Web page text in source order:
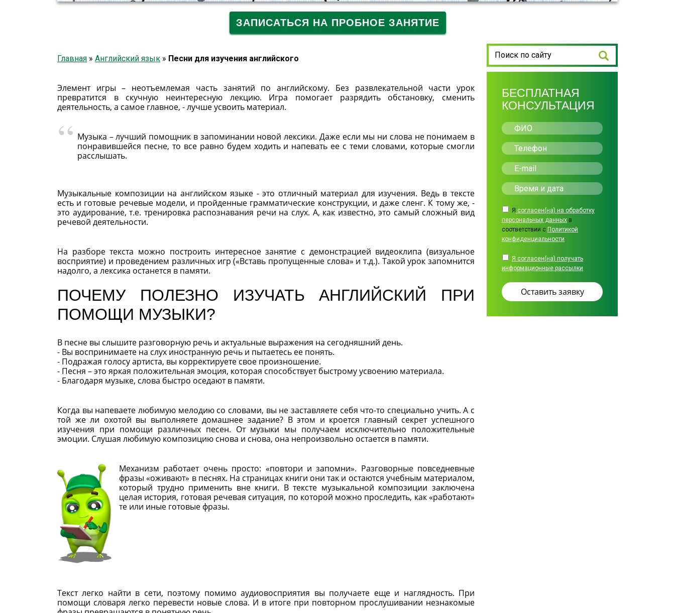
ЗАПИСАТЬСЯ НА ПРОБНОЕ ЗАНЯТИЕ
Главная » Английский язык » Песни для изучения английского
Элемент игры – неотъемлемая часть занятий по английскому. Без развлекательной части урок
превратится в скучную неинтересную лекцию. Игра помогает разрядить обстановку, сменить
деятельность, а самое главное, - лучше усвоить материал.
Музыка – лучший помощник в запоминании новой лексики. Даже если мы ни слова не понимаем в
понравившейся песне, то все равно будем ходить и напевать ее с теми словами, которые смогли
расслышать.
Музыкальные композиции на английском языке - это отличный материал для изучения. Ведь в тексте
есть и готовые речевые модели, и пройденные грамматические конструкции, и даже сленг. К тому же, -
это аудирование, т.е. тренировка распознавания речи на слух. А, как известно, это самый сложный вид
речевой деятельности.
На разборе текста можно построить интересное занятие с демонстрацией видеоклипа (визуальное
восприятие) и проведением различных игр («Вставь пропущенные слова» и т.д.). Такой урок запомнится
надолго, а лексика останется в памяти.
ПОЧЕМУ ПОЛЕЗНО ИЗУЧАТЬ АНГЛИЙСКИЙ ПРИ
ПОМОЩИ МУЗЫКИ?
В песне вы слышите разговорную речь и актуальные выражения на сегодняшний день.
- Вы воспринимаете на слух иностранную речь и пытаетесь ее понять.
- Подражая голосу артиста, вы корректируете свое произношение.
- Песня – это яркая положительная эмоция, которая способствует быстрому усвоению материала.
- Благодаря музыке, слова быстро оседают в памяти.
Когда вы напеваете любимую мелодию со словами, вы не заставляете себя что-то специально учить. А с
той же ли охотой вы выполняете домашнее задание? В этом и кроется главный секрет успешного
изучения при помощи различных песен. От музыки мы получаем исключительно положительные
эмоции. Слушая любимую композицию снова и снова, она непроизвольно остается в памяти.
Механизм работает очень просто: «повтори и запомни». Разговорные повседневные
фразы «оживают» в песнях. На страницах книги они так и остаются учебным материалом,
который трудно применить вне книги. В тексте музыкальной композиции заключена
целая история, готовая речевая ситуация, по которой можно проследить, как «работают»
те или иные готовые фразы.
Текст легко найти в сети, поэтому помимо аудиовосприятия вы получаете еще и наглядность. При
помощи словаря легко перевести новые слова. И в итоге при повторном прослушивании незнакомые
БЕСПЛАТНАЯ
КОНСУЛЬТАЦИЯ
Я согласен(на) на обработку
персональных данных в
соответствии с Политикой
конфиденциальности
Я согласен(на) получать
информационные рассылки